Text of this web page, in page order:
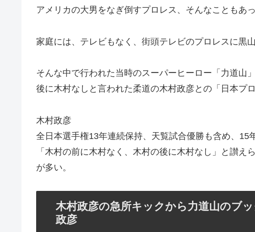
アメリカの大男をなぎ倒すプロレス、そんなこともあ
家庭には、テレビもなく、街頭テレビのプロレスに黒
そんな中で行われた当時のスーパーヒーロー「力道山
後に木村なしと言われた柔道の木村政彦との「日本プ
木村政彦
全日本選手権13年連続保持、天覧試合優勝も含め、15
「木村の前に木村なく、木村の後に木村なし」と讃え
が多い。
木村政彦の急所キックから力道山のブ
政彦